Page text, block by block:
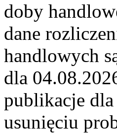
doby
dane
handlowych
dla
publikacje dla
usunięciu